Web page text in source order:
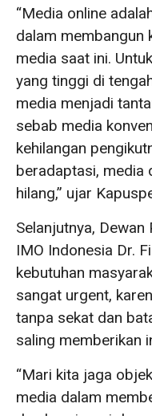
“Media online
dalam membangun
media saat ini.
yang tinggi di
media menjadi
sebab media
kehilangan
beradaptasi, media
hilang,” ujar
Selanjutnya,
IMO Indonesia Dr.
kebutuhan
sangat urgent,
tanpa sekat dan
saling memberikan
“Mari kita jaga
media dalam